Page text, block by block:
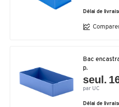
Délai de
Bac
p.
seul.
par UC
Délai de